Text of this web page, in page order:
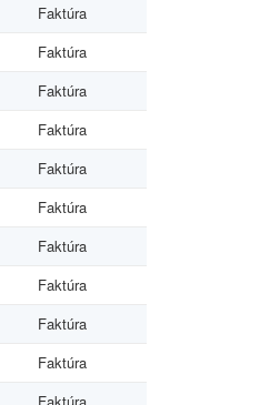
Faktúra
Faktúra
Faktúra
Faktúra
Faktúra
Faktúra
Faktúra
Faktúra
Faktúra
Faktúra
Faktúra